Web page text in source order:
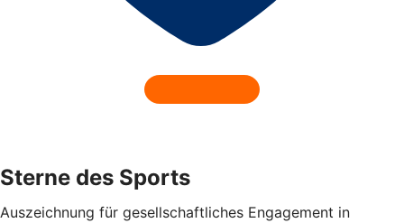
Sterne des Sports
Auszeichnung für gesellschaftliches Engagement in